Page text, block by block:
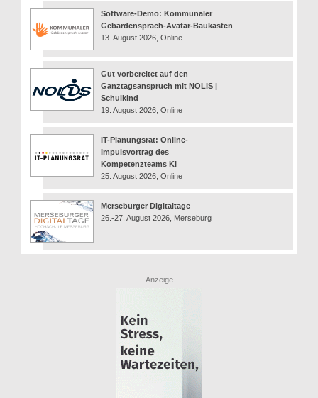
Software-Demo: Kommunaler
Gebärdensprach-Avatar-Baukasten
13. August 2026, Online
Gut vorbereitet auf den
Ganztagsanspruch mit NOLIS |
Schulkind
19. August 2026, Online
IT-Planungsrat: Online-
Impulsvortrag des
Kompetenzteams KI
25. August 2026, Online
Merseburger Digitaltage
26.-27. August 2026, Merseburg
Anzeige